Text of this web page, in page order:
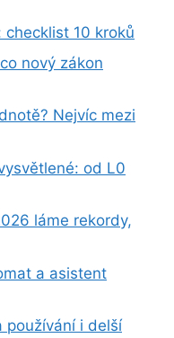
10 kroků
nový zákon
Nejvíc mezi
od L0
láme rekordy,
a asistent
používání i delší